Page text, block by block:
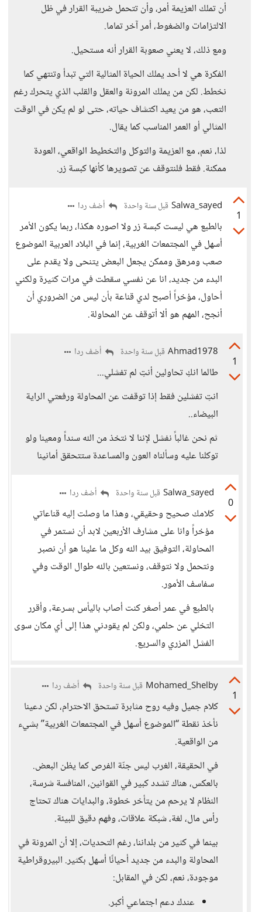
أن تملك العزيمة أمر، وأن تتحمل ضريبة القرار في ظل
الالتزامات والضغوط، أمر آخر تماما.
ومع ذلك، لا يعني صعوبة القرار أنه مستحيل.
الفكرة هي لا أحد يملك الحياة المثالية التي تبدأ وتنتهي كما
نخطط. لكن من يملك المرونة والعقل والقلب الذي يتحرك رغم
التعب، هو من يعيد اكتشاف حياته، حتى لو لم يكن في الوقت
المثالي أو العمر المناسب كما يقال.
لذا، نعم، مع العزيمة والتوكل والتخطيط الواقعي، العودة
ممكنة. فقط فلنتوقف عن تصويرها كأنها كبسة زر.
1
Salwa_sayed قبل سنة واحدة أضف ردا
بالطبع هي ليست كبسة زر ولا اصوره هكذا، ربما يكون الأمر
أسهل في المجتمعات الغربية، إنما في البلاد العربية الموضوع
صعب ومرهق وممكن يجعل البعض يتنحى ولا يقدم على
البدء من جديد، انا عن نفسي سقطت في مرات كثيرة ولكني
أحاول، مؤخراً أصبح لدي قناعة بأن ليس من الضروري أن
أنجح، المهم هو ألا أتوقف عن المحاولة.
1
Ahmad1978 قبل سنة واحدة أضف ردا
طالما انكِ تحاولين أنتِ لم تفشلي...
انتِ تفشلين فقط إذا توقفت عن المحاولة ورفعتي الراية
البيضاء..
ثم نحن غالباً نفشل لإننا لا نتخذ من الله سنداً ومعينا ولو
توكلنا عليه وسألناه العون والمساعدة ستتحقق أمانينا
0
Salwa_sayed قبل سنة واحدة أضف ردا
كلامك صحيح وحقيقي، وهذا ما وصلت إليه قناعاتي
مؤخراً وانا على مشارف الأربعين لابد أن نستمر في
المحاولة، التوفيق بيد الله وكل ما علينا هو أن نصبر
ونتحمل ولا نتوقف، ونستعين بالله طوال الوقت وفي
سفاسف الأمور.
بالطبع في عمر أصغر كنت أصاب باليأس بسرعة، وأقرر
التخلي عن حلمي، ولكن لم يقودني هذا إلى أي مكان سوى
الفشل المزري والسريع.
1
Mohamed_Shelby قبل سنة واحدة أضف ردا
كلام جميل وفيه روح مثابرة تستحق الاحترام، لكن دعينا
نأخذ نقطة “الموضوع أسهل في المجتمعات الغربية” بشيء
من الواقعية.
في الحقيقة، الغرب ليس جنّة الفرص كما يظن البعض.
بالعكس، هناك تشدد كبير في القوانين، المنافسة شرسة،
النظام لا يرحم من يتأخر خطوة، والبدايات هناك تحتاج
رأس مال، لغة، شبكة علاقات، وفهم دقيق للبيئة.
بينما في كثير من بلداننا، رغم التحديات، إلا أن المرونة في
المحاولة والبدء من جديد أحيانًا أسهل بكثير. البيروقراطية
موجودة، نعم، لكن في المقابل:
عندك دعم اجتماعي أكبر.